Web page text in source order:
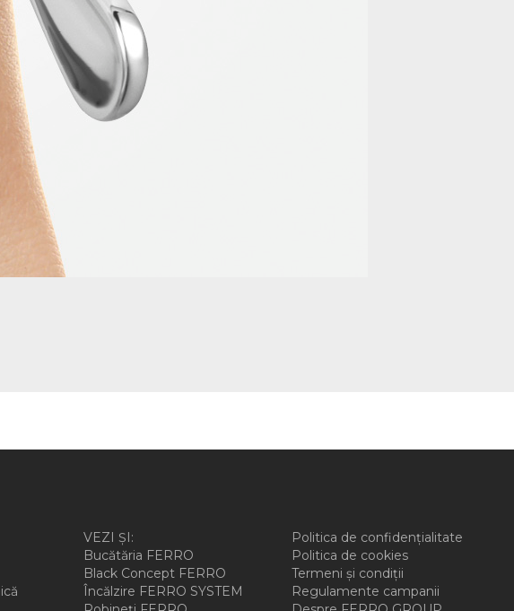
VEZI ȘI:
Bucătăria FERRO
Black Concept FERRO
Încălzire FERRO SYSTEM
Politica de confidențialitate
Politica de cookies
Termeni și condiții
Regulamente campanii